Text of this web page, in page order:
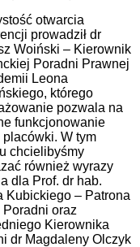
otwarcia
prowadził dr
Woiński – Kierownik
Poradni Prawnej
Leona
którego
pozwala na
funkcjonowanie
placówki. W tym
chcielibyśmy
również wyrazy
dla Prof. dr hab.
Kubickiego – Patrona
Poradni oraz
Kierownika
dr Magdaleny Olczyk